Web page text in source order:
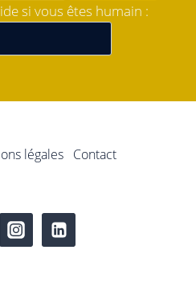
si vous êtes humain :
légales Contact